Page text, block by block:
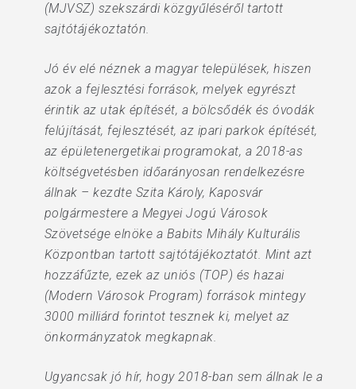
(MJVSZ) szekszárdi közgyűléséről tartott
sajtótájékoztatón.
Jó év elé néznek a magyar települések, hiszen
azok a fejlesztési források, melyek egyrészt
érintik az utak építését, a bölcsődék és óvodák
felújítását, fejlesztését, az ipari parkok építését,
az épületenergetikai programokat, a 2018-as
költségvetésben időarányosan rendelkezésre
állnak – kezdte Szita Károly, Kaposvár
polgármestere a Megyei Jogú Városok
Szövetsége elnöke a Babits Mihály Kulturális
Központban tartott sajtótájékoztatót. Mint azt
hozzáfűzte, ezek az uniós (TOP) és hazai
(Modern Városok Program) források mintegy
3000 milliárd forintot tesznek ki, melyet az
önkormányzatok megkapnak.
Ugyancsak jó hír, hogy 2018-ban sem állnak le a